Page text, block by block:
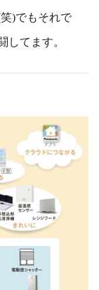
)でもそれで
してます。